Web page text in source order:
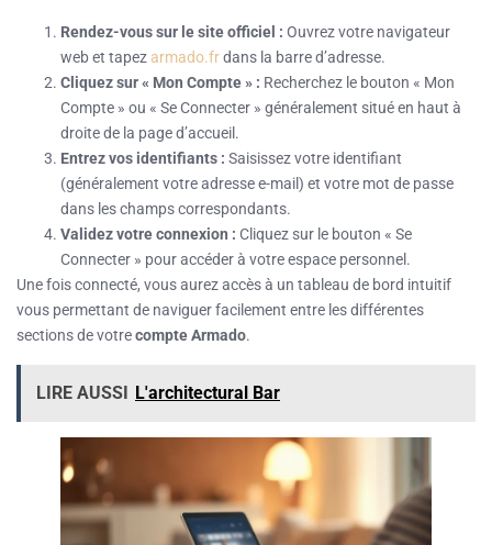
Rendez-vous sur le site officiel : Ouvrez votre navigateur
web et tapez armado.frdans la barre d’adresse.
Cliquez sur « Mon Compte » : Recherchez le bouton « Mon
Compte » ou « Se Connecter » généralement situé en haut à
droite de la page d’accueil.
Entrez vos identifiants : Saisissez votre identifiant
(généralement votre adresse e-mail) et votre mot de passe
dans les champs correspondants.
Validez votre connexion : Cliquez sur le bouton « Se
Connecter » pour accéder à votre espace personnel.
Une fois connecté, vous aurez accès à un tableau de bord intuitif
vous permettant de naviguer facilement entre les différentes
sections de votrecompte Armado.
LIRE AUSSI L'architectural Bar